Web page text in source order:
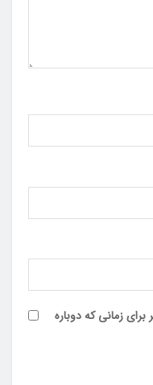
زمانی که دوباره